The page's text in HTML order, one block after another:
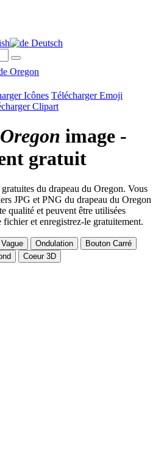
Deutsch
Oregon
Icônes Télécharger Emoji
Clipart
Oregon image -
gratuit
du drapeau du Oregon. Vous
JPG et PNG du drapeau du Oregon
qualité et peuvent être utilisées
et enregistrez-le gratuitement.
Vague Ondulation
Bouton Carré
Coeur 3D